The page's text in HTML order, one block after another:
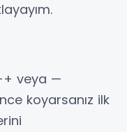
veya —
koyarsanız ilk